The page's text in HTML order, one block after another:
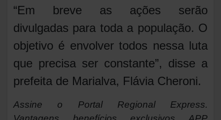
“Em breve as ações serão
divulgadas para toda a população. O
objetivo é envolver todos nessa luta
que precisa ser constante”, disse a
prefeita de Marialva, Flávia Cheroni.
Assine o Portal Regional Express.